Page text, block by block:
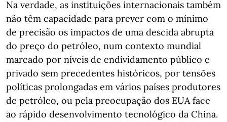
Na verdade, as instituições internacionais também
não têm capacidade para prever com o mínimo
de precisão os impactos de uma descida abrupta
do preço do petróleo, num contexto mundial
marcado por níveis de endividamento público e
privado sem precedentes históricos, por tensões
políticas prolongadas em vários países produtores
de petróleo, ou pela preocupação dos EUA face
ao rápido desenvolvimento tecnológico da China.